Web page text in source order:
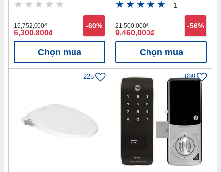
YDM7116 MB
15,752,000đ
6,300,800đ
-60%
Chọn mua
| 1
21,500,000đ
9,460,000đ
-56%
Chọn mua
225 699